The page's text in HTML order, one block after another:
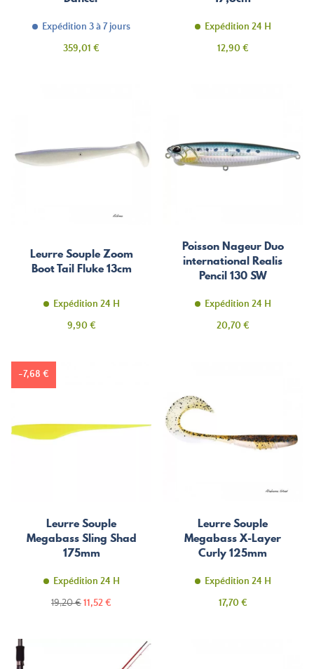
Expédition 3 à 7 jours
Prix
359,01 €
Expédition 24 H
Prix
12,90 €
Leurre Souple Zoom
Boot Tail Fluke 13cm
Expédition 24 H
Prix
9,90 €
Poisson Nageur Duo
international Realis
Pencil 130 SW
Expédition 24 H
Prix
20,70 €
Leurre Souple
Megabass Sling Shad
175mm
Expédition 24 H
Prix
19,20 €Prix
11,52 €
-7,68 €
Leurre Souple
Megabass X-Layer
Curly 125mm
Expédition 24 H
Prix
17,70 €